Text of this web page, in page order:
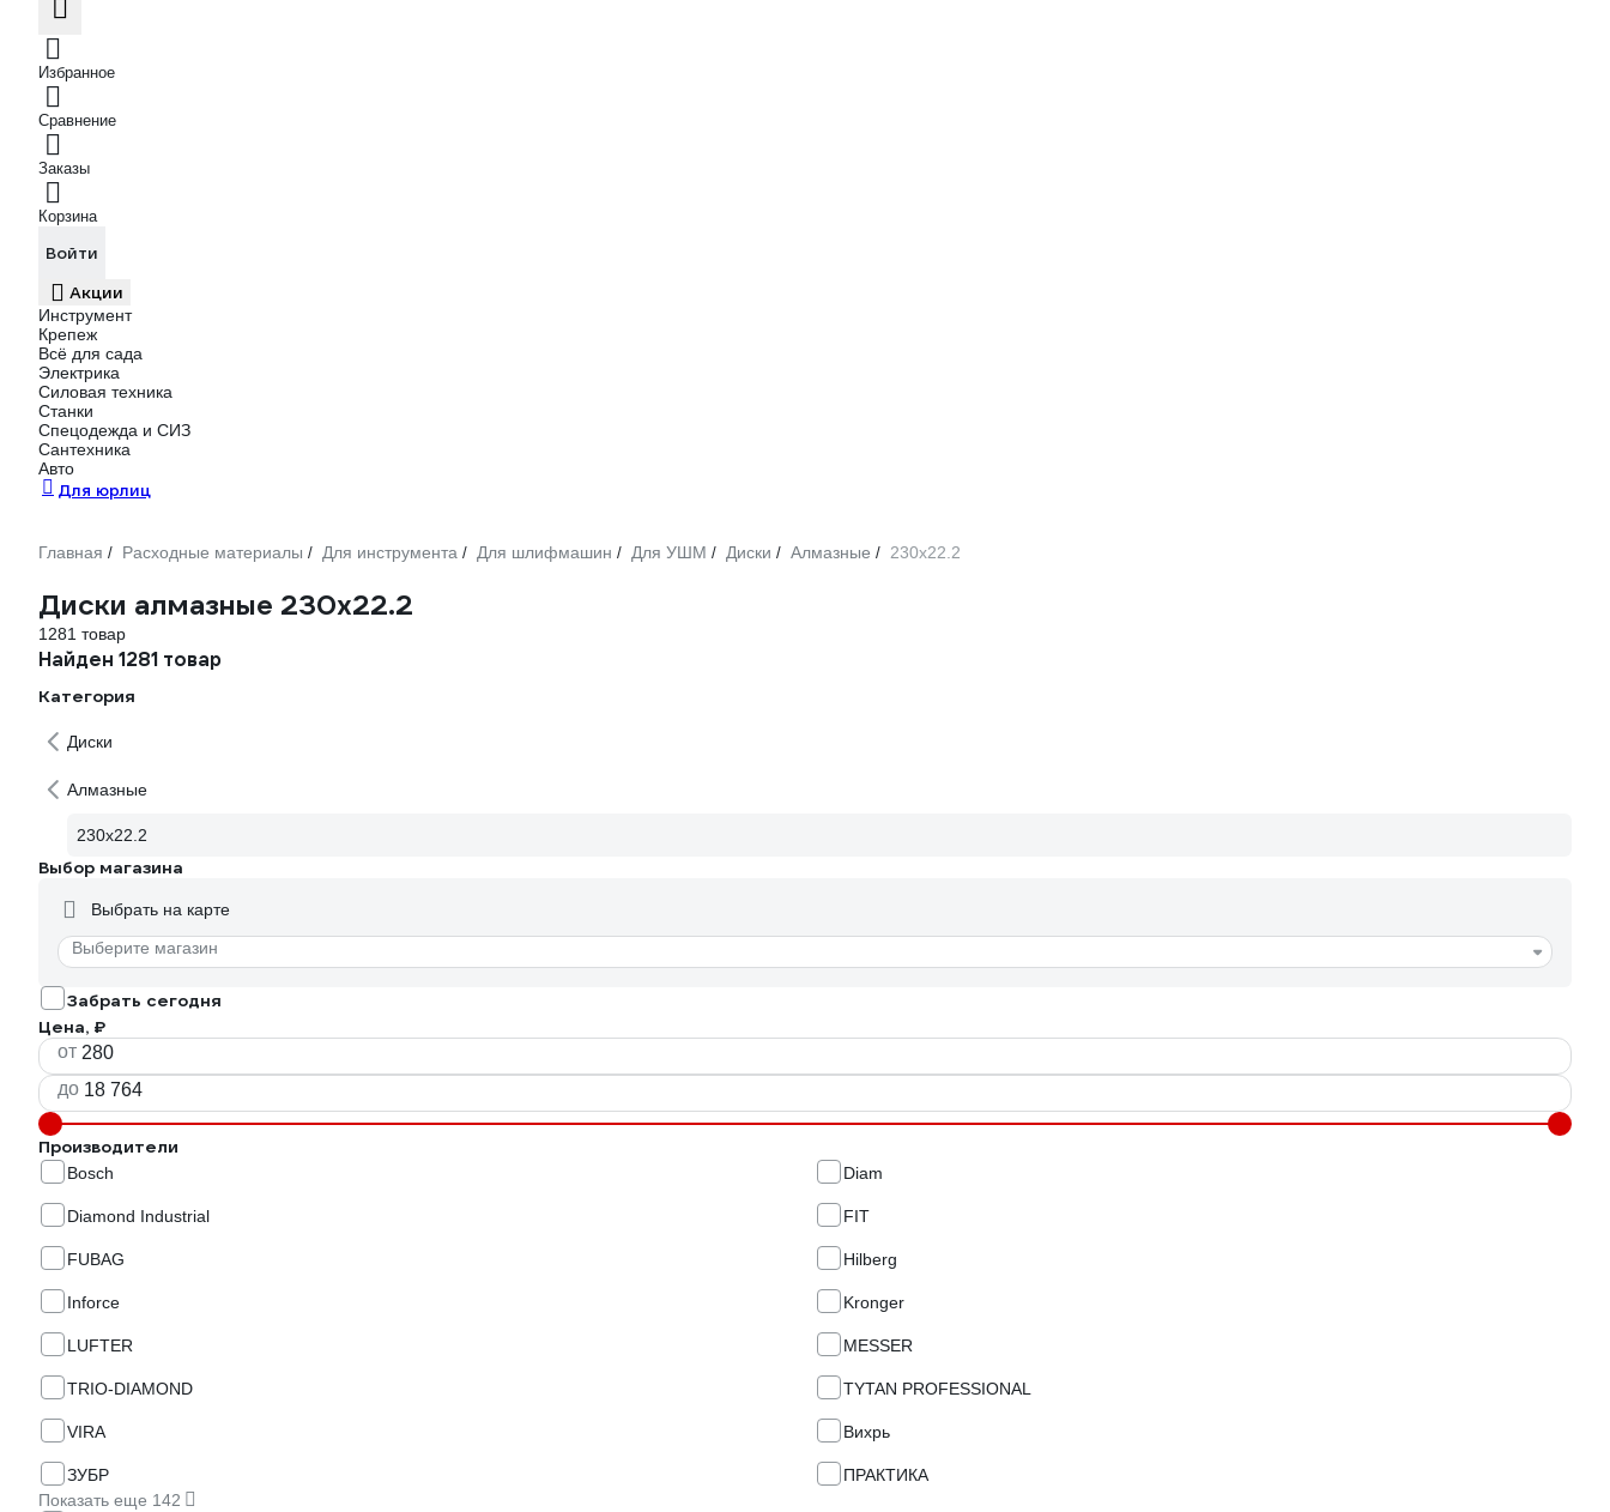
Избранное
Сравнение
Заказы
Корзина
Войти
Акции
Инструмент
Крепеж
Всё для сада
Электрика
Силовая техника
Станки
Спецодежда и СИЗ
Сантехника
Авто
Для юрлиц
Главная / Расходные материалы / Для инструмента / Для шлифмашин / Для УШМ / Диски / Алмазные / 230х22.2
Диски алмазные 230х22.2
1281 товар
Найден 1281 товар
Категория
Диски
Алмазные
230х22.2
Выбор магазина
Выбрать на карте
Выберите магазин
Забрать сегодня
Цена, ₽
от
до
Производители
Bosch Diam
Diamond Industrial FIT
FUBAG Hilberg
Inforce Kronger
LUFTER MESSER
TRIO-DIAMOND TYTAN PROFESSIONAL
VIRA Вихрь
ЗУБР
ПРАКТИКА
Показать еще 142